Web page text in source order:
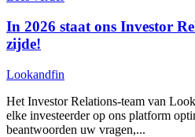
In 2026 staat ons Investor
zijde!
Lookandfin
Het Investor Relations-team van
elke investeerder op ons platform
beantwoorden uw vragen,...